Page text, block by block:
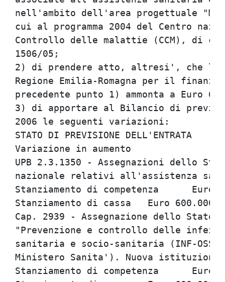
nell'ambito dell'area progettuale
cui al programma 2004 del Centro
Controllo delle malattie (CCM), di
1506/05;
2) di prendere atto, altresi', che
Regione Emilia-Romagna per il
precedente punto 1) ammonta a Euro
3) di apportare al Bilancio di
2006 le seguenti variazioni:
STATO DI PREVISIONE DELL'ENTRATA
Variazione in aumento
UPB 2.3.1350 - Assegnazioni dello
nazionale relativi all'assistenza
Stanziamento di competenza	Euro 600.000,00
Stanziamento di cassa	Euro 600.000,00
Cap. 2939 - Assegnazione dello
"Prevenzione e controllo delle
sanitaria e socio-sanitaria (INF-
Ministero Sanita'). Nuova istituzione.
Stanziamento di competenza	Euro 600.000,00